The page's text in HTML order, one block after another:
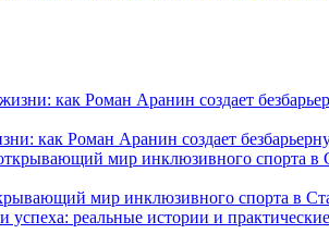
как Роман Аранин создает
мир инклюзивного спорта в